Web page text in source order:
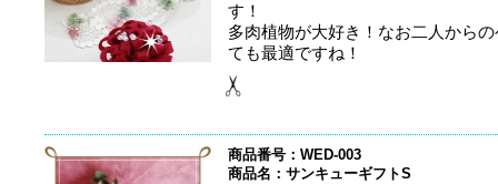
す！
多肉植物が大好き！なお二人から
ても最適ですね！
商品番号：WED-003
商品名：サンキューギフトS